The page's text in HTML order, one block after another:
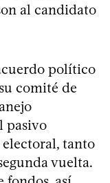
al candidato
político
comité de
pasivo
tanto
vuelta.